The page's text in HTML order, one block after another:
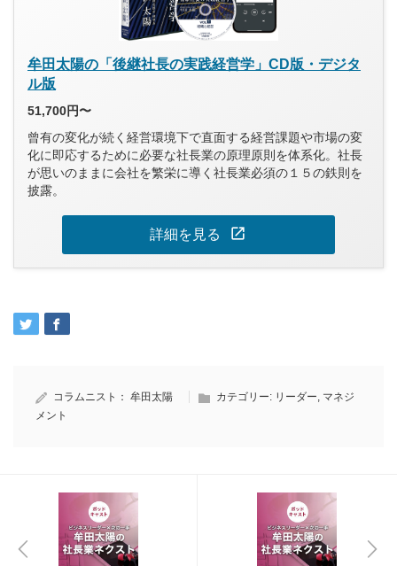
牟田太陽の「後継社長の実践経営学」CD版・デジタ
ル版
51,700円〜
曾有の変化が続く経営環境下で直面する経営課題や市場の変
化に即応するために必要な社長業の原理原則を体系化。社長
が思いのままに会社を繁栄に導く社長業必須の１５の鉄則を
披露。
詳細を見る open_in_new
コラムニスト： 牟田太陽 カテゴリー: リーダー マネジ
メント